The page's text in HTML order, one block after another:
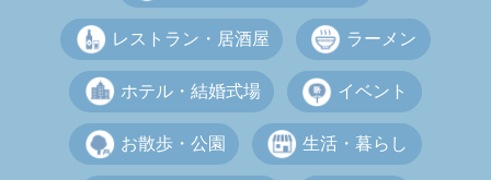
レストラン・居酒屋 ラーメン
ホテル・結婚式場 イベント
お散歩・公園 生活・暮らし